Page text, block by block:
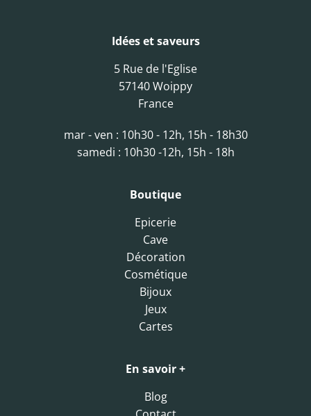
Idées et saveurs
5 Rue de l'Eglise
57140 Woippy
France
mar - ven : 10h30 - 12h, 15h - 18h30
samedi : 10h30 -12h, 15h - 18h
Boutique
Epicerie
Cave
Décoration
Cosmétique
Bijoux
Jeux
Cartes
En savoir +
Blog